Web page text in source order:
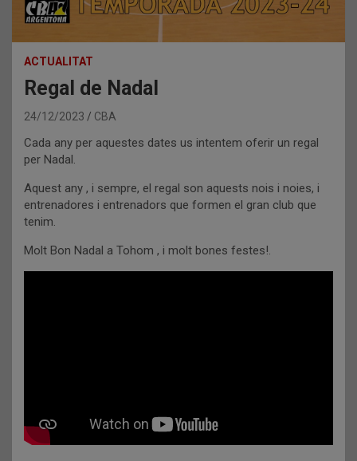
ACTUALITAT
Regal de Nadal
24/12/2023 CBA
Cada any per aquestes dates us intentem oferir un regal
per Nadal.
Aquest any , i sempre, el regal son aquests nois i noies, i
entrenadores i entrenadors que formen el gran club que
tenim.
Molt Bon Nadal a Tohom , i molt bones festes!.